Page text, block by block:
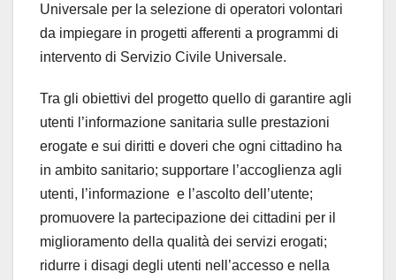
Universale per la selezione di operatori volontari
da impiegare in progetti afferenti a programmi di
intervento di Servizio Civile Universale.
Tra gli obiettivi del progetto quello di garantire agli
utenti l’informazione sanitaria sulle prestazioni
erogate e sui diritti e doveri che ogni cittadino ha
in ambito sanitario; supportare l’accoglienza agli
utenti, l’informazione e l’ascolto dell’utente;
promuovere la partecipazione dei cittadini per il
miglioramento della qualità dei servizi erogati;
ridurre i disagi degli utenti nell’accesso e nella